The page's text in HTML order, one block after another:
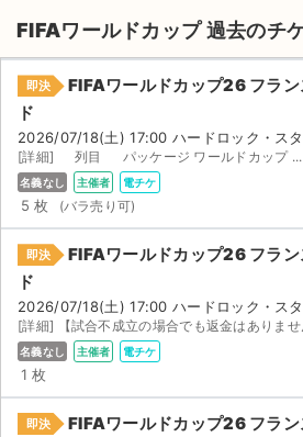
ご利用ガイド
手数料・お支払い方法
AIに質問する
お知らせ
FIFAワールドカップ 過去のチ
即決
FIFAワールドカップ26 フラ
ド
2026/07/18(土) 17:00 ハードロック・ス
[詳細] 列目 パッケージ ワールドカップ ...
名義なし 主催者 電チケ
5 枚
即決
FIFAワールドカップ26 フラ
ド
2026/07/18(土) 17:00 ハードロック・ス
[詳細] 【試合不成立の場合でも返金はありま
名義なし 主催者 電チケ
1 枚
即決 FIFAワールドカップ26 フラ